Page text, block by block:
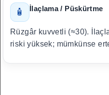
🧴 İlaçlama / Püskürtme
Rüzgâr kuvvetli (≈30).
riski yüksek; mümkünse